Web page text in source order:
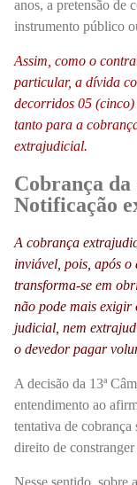
anos, a pretensão de
instrumento público
Assim, como o
particular, a dívida
decorridos 05 (cinco)
tanto para a
extrajudicial.
Cobrança
Notificação
A cobrança
inviável, pois, após
transforma‑se em
não pode mais
judicial, nem
o devedor pagar
A decisão da 13ª
entendimento ao
tentativa de
direito de
Nesse sentido, sobre